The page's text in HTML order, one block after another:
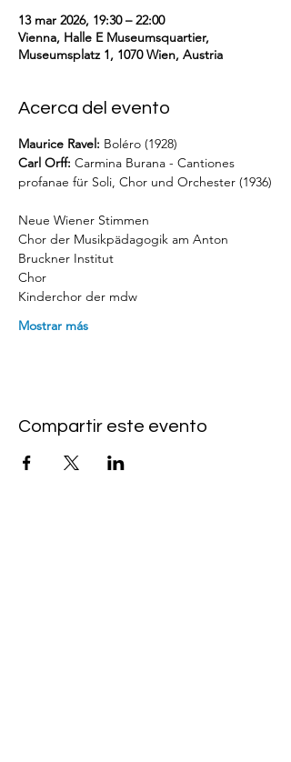
13 mar 2026, 19:30 – 22:00
Vienna, Halle E Museumsquartier,
Museumsplatz 1, 1070 Wien, Austria
Acerca del evento
Maurice Ravel: Boléro (1928)
Carl Orff: Carmina Burana - Cantiones
profanae für Soli, Chor und Orchester (1936)
Neue Wiener Stimmen
Chor der Musikpädagogik am Anton
Bruckner Institut
Chor
Kinderchor der mdw
Mostrar más
Compartir este evento